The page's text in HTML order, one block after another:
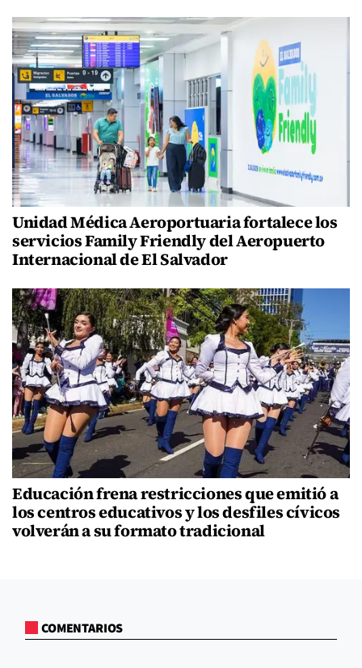
Unidad Médica Aeroportuaria fortalece los
servicios Family Friendly del Aeropuerto
Internacional de El Salvador
Educación frena restricciones que emitió a
los centros educativos y los desfiles cívicos
volverán a su formato tradicional
COMENTARIOS